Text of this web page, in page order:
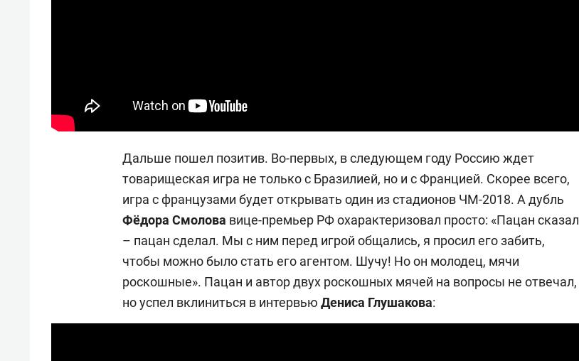
Дальше пошел позитив. Во-первых, в следующем году Россию ждет
товарищеская игра не только с Бразилией, но и с Францией. Скорее всего,
игра с французами будет открывать один из стадионов ЧМ-2018. А дубль
Фёдора Смолова вице-премьер РФ охарактеризовал просто: «Пацан сказал
– пацан сделал. Мы с ним перед игрой общались, я просил его забить,
чтобы можно было стать его агентом. Шучу! Но он молодец, мячи
роскошные». Пацан и автор двух роскошных мячей на вопросы не отвечал,
но успел вклиниться в интервью Дениса Глушакова: